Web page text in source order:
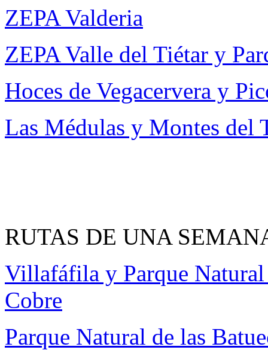
ZEPA Valderia
ZEPA Valle del Tiétar y
Hoces de Vegacervera y
Las Médulas y Montes del
RUTAS DE UNA
Villafáfila y Parque Natural
Cobre
Parque Natural de las